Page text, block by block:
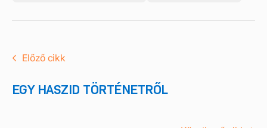
Előző cikk
EGY HASZID TÖRTÉNETRŐL